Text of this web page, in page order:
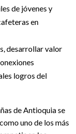
de jóvenes y
en
desarrollar valor
logros del
de Antioquia se
uno de los más